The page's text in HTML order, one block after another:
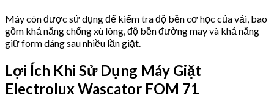
Máy còn được sử dụng để kiểm tra độ bền cơ học của vải, bao
gồm khả năng chống xù lông, độ bền đường may và khả năng
giữ form dáng sau nhiều lần giặt.
Lợi Ích Khi Sử Dụng Máy Giặt
Electrolux Wascator FOM 71